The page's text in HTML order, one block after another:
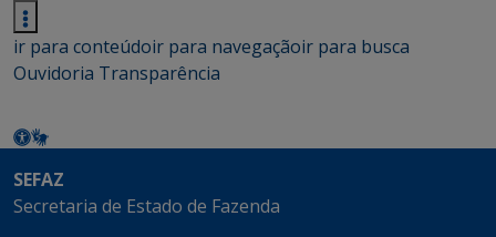
ir para conteúdoir para navegaçãoir para busca
Ouvidoria Transparência
SEFAZ
Secretaria de Estado de Fazenda